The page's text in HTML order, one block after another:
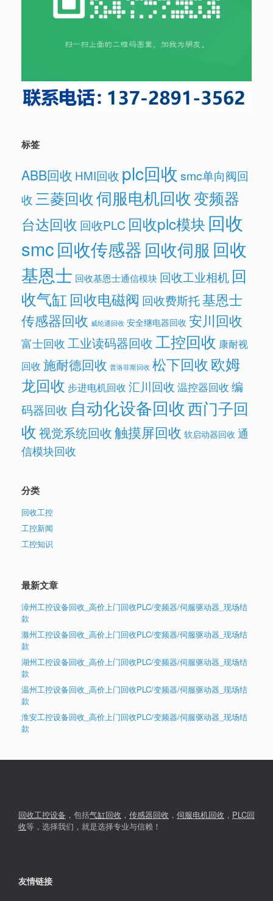
标签
ABB回收 HMI回收 plc回收 smc单向阀回
收三菱回收伺服电机回收变频器
台达回收 回收PLC 回收plc模块 回收
smc回收传感器回收伺服 回收
基恩士 回收基恩士通信模块 回收工业相机 回
收气缸 回收电磁阀 回收费斯托基恩士
传感器回收 威纶通回收 安全继电器回收 安川回收
富士回收工业读码器回收工控回收 康耐视
回收 施耐德回收 普洛菲斯回收 松下回收欧姆
龙回收 步进电机回收 汇川回收 温控器回收 编
码器回收 自动化设备回收西门子回
收视觉系统回收触摸屏回收 软启动器回收 通
信模块回收
分类
回收工控
工控新闻
工控知识
最新文章
漳州工控设备回收_高价上门回收PLC/变频器/伺服驱动器_现场结
款
滁州工控设备回收_高价上门回收PLC/变频器/伺服驱动器_现场结
款
湖州工控设备回收_高价上门回收PLC/变频器/伺服驱动器_现场结
款
温州工控设备回收_高价上门回收PLC/变频器/伺服驱动器_现场结
款
淮安工控设备回收_高价上门回收PLC/变频器/伺服驱动器_现场结
款
回收工控设备 ，包括气缸回收 ， 传感器回收 ， 伺服电机回收 ， PLC回
收等，选择我们，就是选择专业与信赖！
友情链接